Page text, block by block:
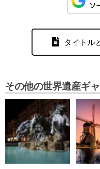
タイトル
その他の世界遺産ギ